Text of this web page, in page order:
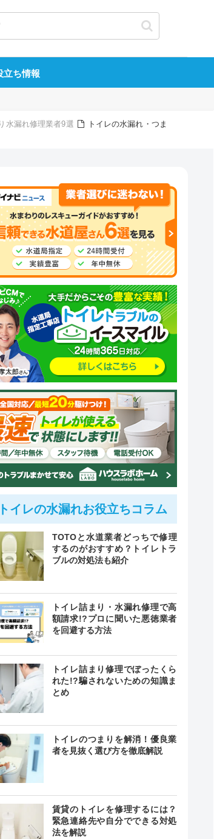
立ち情報
水漏れ修理業者9選
トイレの水漏れ・つま
クチコミ
トイレの水漏れお役立ちコラム
TOTOと水道業者どっちで修理
するのがおすすめ？トイレトラ
ブルの対処法も紹介
トイレ詰まり・水漏れ修理で高
額請求!?プロに聞いた悪徳業者
を回避する方法
トイレ詰まり修理でぼったくら
れた!?騙されないための知識ま
とめ
トイレのつまりを解消！優良業
者を見抜く選び方を徹底解説
賃貸のトイレを修理するには？
緊急連絡先や自分でできる対処
法を解説